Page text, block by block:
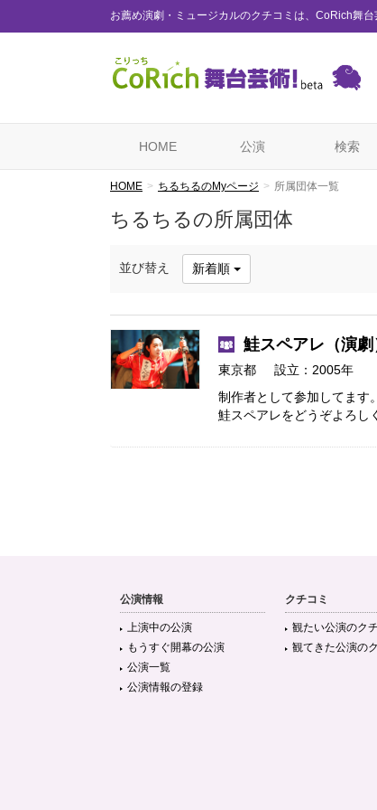
お薦め演劇・ミュージカルのクチコミは、CoRich舞台
HOME 公演 検索
HOME ちるちるのMyページ 所属団体一覧
ちるちるの所属団体
並び替え 新着順
鮭スペアレ （演劇
東京都
設立：2005年
制作者として参加してます。
鮭スペアレをどうぞよろし
公演情報
上演中の公演
もうすぐ開幕の公演
公演一覧
公演情報の登録
クチコミ
観たい公演のク
観てきた公演の